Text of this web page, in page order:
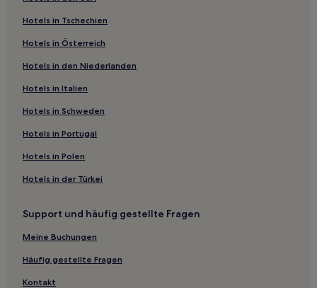
Hotels mit Pool nahe Strand Kisami Ohama
Strand nahe Strand Norihama
Golf in Präfektur Shizuoka
Hotels mit Wellnessbereich in Numazu
Hotels in Tschechien
Hotels in Österreich
Hotels in den Niederlanden
Hotels in Italien
Hotels in Schweden
Hotels in Portugal
Hotels in Polen
Hotels in der Türkei
Support und häufig gestellte Fragen
Meine Buchungen
Häufig gestellte Fragen
Kontakt